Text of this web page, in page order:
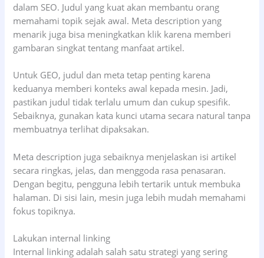
dalam SEO. Judul yang kuat akan membantu orang
memahami topik sejak awal. Meta description yang
menarik juga bisa meningkatkan klik karena memberi
gambaran singkat tentang manfaat artikel.
Untuk GEO, judul dan meta tetap penting karena
keduanya memberi konteks awal kepada mesin. Jadi,
pastikan judul tidak terlalu umum dan cukup spesifik.
Sebaiknya, gunakan kata kunci utama secara natural tanpa
membuatnya terlihat dipaksakan.
Meta description juga sebaiknya menjelaskan isi artikel
secara ringkas, jelas, dan menggoda rasa penasaran.
Dengan begitu, pengguna lebih tertarik untuk membuka
halaman. Di sisi lain, mesin juga lebih mudah memahami
fokus topiknya.
Lakukan internal linking
Internal linking adalah salah satu strategi yang sering